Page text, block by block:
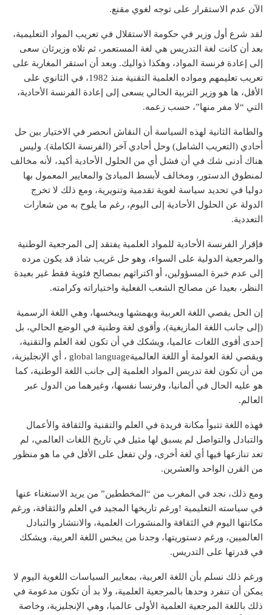
الآن عدم الاستقرار على توجه لغوي مقنع.
لقد شرع أول وزير في حكومة الاستقلال في تعريب المواد التعليمية،
بعد أن كانت لغة التدريس هي لغة المستعمر، ثم تلاه وزيرثان سعى
إلى إعادة فرنسة المواد، وهكذا ذواليك. وبعد أن استقر المغاربة على
تعريب تعليمهم ومواده العلمية التقنية منذ 1982، في الثانوي على
الأقل، ها هو وزير التربية الحالي يسعى إلى إعادة الفرنسة الأحادية،
التي “لا مفر منها”، حسب زعمه.
والطامة الثانية لهذه السياسة أن النقاش انحصر في الاختيار بين حل
أحادي (التعريب الشامل) وحل أحادي آخر (الفرنسة الكاملة). وليس
هناك أدنى شك في أن فشل أي من الحلول الأحادية أكيد، لأنه مخالف
لمنطوق الدستور، ومخالف لأبسط المبادئ والمعايير المعمول بها
دوليا في تحديد سياسة لغوية تقدمية وتنويرية، ومع ذلك لا تخرج
الدولة عن الحلول الأحادية إلى اليوم، رغم ما يلوح به من شعارات
التعددية.
فإقرار الفرنسة الأحادية للمواد العلمية يفتقد إلى المرجعية الوطنية
والمرجعية الدولية على السواء، وهو حل غريب شاذ قد يكون مرده
إلى عدم خبرة المسؤولين، أو اكتراثهم بمصالح فئوية فقط غير بعيدة
النظر، بعيدا عن مصالح الشعب الفعلية واختياراته وكرامته.
إن الحل يقصي اللغة العربية ويهمشها ويبخسها، وهي اللغة الرسمية
(إلى جانب اللغة المازيغية)، وأقوى لغة وطنية في الوضع الحالي، بل
إحدى أقوى اللغات عالميا، ويشكك في أن تكون لغة العلم والتقنية،
ويقصي لغة العولمة أو اللغة العالميةglobal language ، أي الإنجليزية،
من أن تكون لغة تدريس المواد العلمية إلى جانب اللغة الوطنية، كما
هو عليه الحال في ألمانيا، وفرنسا نفسها، وغيرهما من الدول عبر
العالم.
فهذه اللغة تتبوأ مكانة فريدة في العلم والتقنية والثقافة والأعمال
والتبادل والتواصل لم يسبق لها مثيل في تاريخ اللغات العالمي، لم
تعد تنازعها فيها أي لغة أخرى، ولن تفعل على الأقل في ما هو منظور
من القرن الواحد والعشرين.
ومع ذلك، نجد في المغرب من “المخططين” من يريد الاستغناء عنها
في سياسته التعليمية !ورغم تاريخها المجيد في العلم والثقافة، ورغم
مكانتها اليوم في الثقافة والمنشورات العلمية، والانتشار والتبادل
العالميين، ورغم دستوريتها، وجدنا من يبخس اللغة العربية، ويشكك
في قدرتها على التدريس.
ورغم ذلك نسلم بأن اللغة العربية، بمعايير السياسات اللغوية اليوم لا
يمكن أن تنفرد وحدها بالمرجعية العلمية، ولا بد أن تكون مدعومة في
ذلك باللغة المرجعية العلمية الأولى عالميا، وهي الإنجليزية، وخاصة